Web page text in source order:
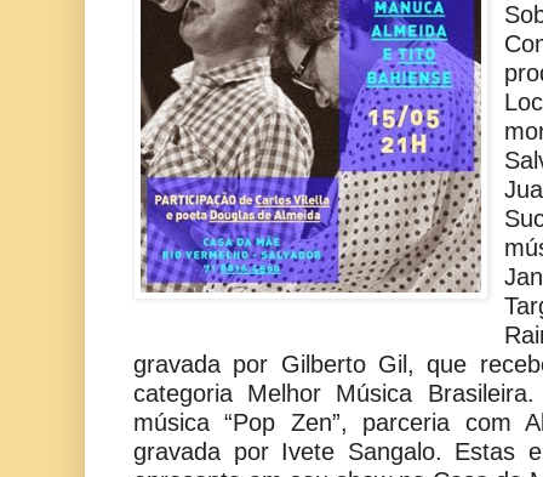
gravada por Gilberto Gil, que
categoria Melhor Música
música “Pop Zen”, parceria com
gravada por Ivete Sangalo. Estas